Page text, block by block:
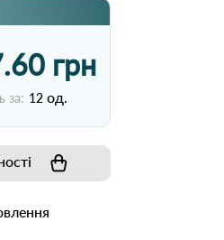
грн
за: 12 од.